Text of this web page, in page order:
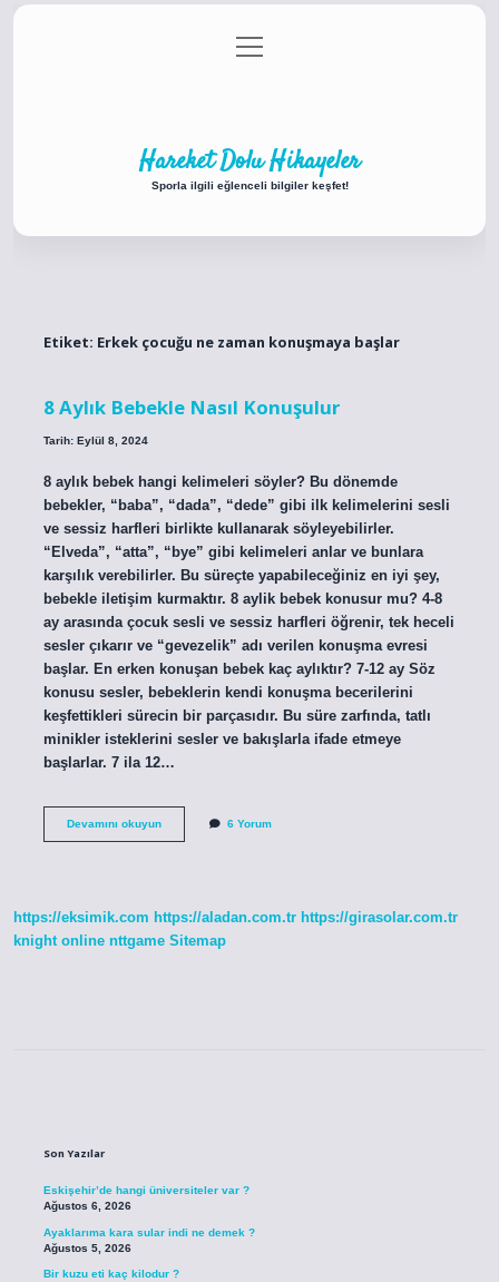
Gizlilik Politikası
menüyü
aç
Hareket Dolu Hikayeler
Sporla ilgili eğlenceli bilgiler keşfet!
Etiket: Erkek çocuğu ne zaman konuşmaya başlar
8 Aylık Bebekle Nasıl Konuşulur
Tarih: Eylül 8, 2024
8 aylık bebek hangi kelimeleri söyler? Bu dönemde
bebekler, “baba”, “dada”, “dede” gibi ilk kelimelerini sesli
ve sessiz harfleri birlikte kullanarak söyleyebilirler.
“Elveda”, “atta”, “bye” gibi kelimeleri anlar ve bunlara
karşılık verebilirler. Bu süreçte yapabileceğiniz en iyi şey,
bebekle iletişim kurmaktır. 8 aylik bebek konusur mu? 4-8
ay arasında çocuk sesli ve sessiz harfleri öğrenir, tek heceli
sesler çıkarır ve “gevezelik” adı verilen konuşma evresi
başlar. En erken konuşan bebek kaç aylıktır? 7-12 ay Söz
konusu sesler, bebeklerin kendi konuşma becerilerini
keşfettikleri sürecin bir parçasıdır. Bu süre zarfında, tatlı
minikler isteklerini sesler ve bakışlarla ifade etmeye
başlarlar. 7 ila 12…
Devamını okuyun8
6 Yorum
https://eksimik.com https://aladan.com.tr https://girasolar.com.tr
knight online nttgame Sitemap
Son Yazılar
Eskişehir’de hangi üniversiteler var ?
Ağustos 6, 2026
Ayaklarıma kara sular indi ne demek ?
Ağustos 5, 2026
Bir kuzu eti kaç kilodur ?